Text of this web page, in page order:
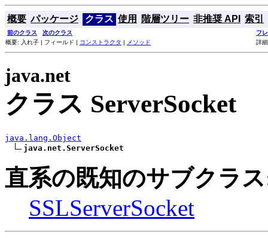
概要 パッケージ クラス 使用 階層ツリー 非推奨 API 索引
前のクラス 次のクラス
フ
概要: 入れ子 | フィールド | コンストラクタ | メソッド 詳
java.net
クラス ServerSocket
java.lang.Object
java.net.ServerSocket
直系の既知のサブクラ
SSLServerSocket